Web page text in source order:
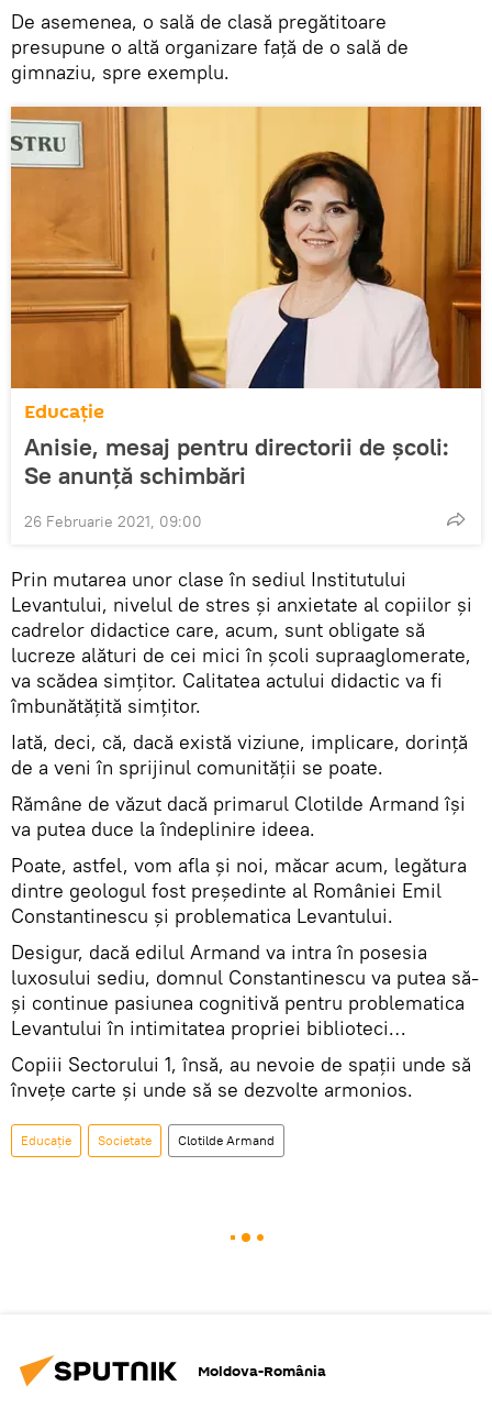
De asemenea, o sală de clasă pregătitoare
presupune o altă organizare față de o sală de
gimnaziu, spre exemplu.
Educație
Anisie, mesaj pentru directorii de școli:
Se anunță schimbări
26 Februarie 2021, 09:00
Prin mutarea unor clase în sediul Institutului
Levantului, nivelul de stres și anxietate al copiilor și
cadrelor didactice care, acum, sunt obligate să
lucreze alături de cei mici în școli supraaglomerate,
va scădea simțitor. Calitatea actului didactic va fi
îmbunătățită simțitor.
Iată, deci, că, dacă există viziune, implicare, dorință
de a veni în sprijinul comunității se poate.
Rămâne de văzut dacă primarul Clotilde Armand își
va putea duce la îndeplinire ideea.
Poate, astfel, vom afla și noi, măcar acum, legătura
dintre geologul fost președinte al României Emil
Constantinescu și problematica Levantului.
Desigur, dacă edilul Armand va intra în posesia
luxosului sediu, domnul Constantinescu va putea să-
și continue pasiunea cognitivă pentru problematica
Levantului în intimitatea propriei biblioteci…
Copiii Sectorului 1, însă, au nevoie de spații unde să
învețe carte și unde să se dezvolte armonios.
Educație Societate Clotilde Armand
Moldova-România